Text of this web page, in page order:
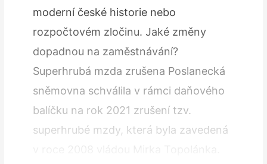
moderní české historie nebo
rozpočtovém zločinu. Jaké změny
dopadnou na zaměstnávání?
Superhrubá mzda zrušena Poslanecká
sněmovna schválila v rámci daňového
balíčku na rok 2021 zrušení tzv.
superhrubé mzdy, která byla zave­dená